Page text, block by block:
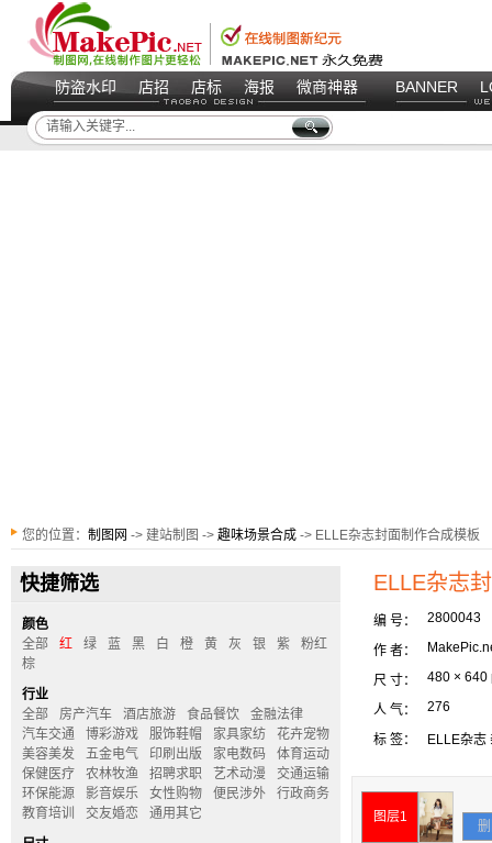
防盗水印 店招 店标 海报 微商神器 BANNER
您的位置： 制图网 -> 建站制图 -> 趣味场景合成 -> ELLE杂志封面制作合成模板
快捷筛选
颜色
全部
红 绿 蓝 黑 白 橙 黄 灰 银 紫
粉红
棕
行业
全部
房产汽车 酒店旅游 食品餐饮
金融法律
汽车交通
博彩游戏 服饰鞋帽 家具家纺
花卉宠物
美容美发
五金电气 印刷出版 家电数码
体育运动
保健医疗
农林牧渔 招聘求职 艺术动漫
交通运输
环保能源
影音娱乐 女性购物 便民涉外
行政商务
教育培训
交友婚恋
通用其它
ELLE杂志
编 号： 2800043
作 者：
尺 寸： 480 × 640
人 气： 276
标 签： ELLE杂志
图层1